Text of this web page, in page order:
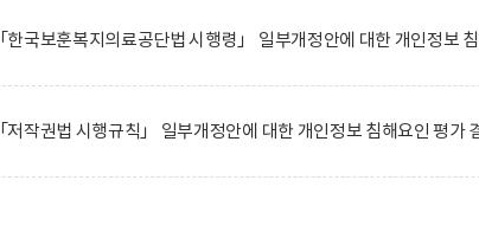
「한국보훈복지의료공단법 시행령」 일부개정안에 대한 개인정보
「저작권법 시행규칙」 일부개정안에 대한 개인정보 침해요인 평가